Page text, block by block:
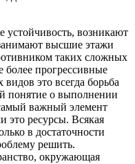
возникают
высшие этажи
таких сложных
более прогрессивные
это всегда борьба
понятие о выполнении
важный элемент
это ресурсы. Всякая
в достаточности
решить.
окружающая